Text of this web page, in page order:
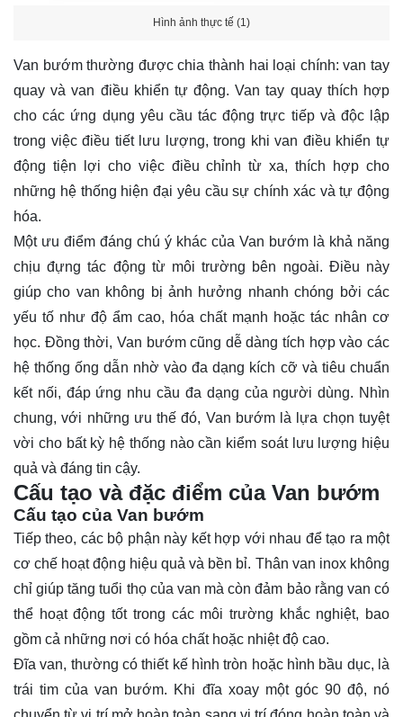
Hình ảnh thực tế (1)
Van bướm thường được chia thành hai loại chính: van tay
quay và van điều khiển tự động. Van tay quay thích hợp
cho các ứng dụng yêu cầu tác động trực tiếp và độc lập
trong việc điều tiết lưu lượng, trong khi van điều khiển tự
động tiện lợi cho việc điều chỉnh từ xa, thích hợp cho
những hệ thống hiện đại yêu cầu sự chính xác và tự động
hóa.
Một ưu điểm đáng chú ý khác của Van bướm là khả năng
chịu đựng tác động từ môi trường bên ngoài. Điều này
giúp cho van không bị ảnh hưởng nhanh chóng bởi các
yếu tố như độ ẩm cao, hóa chất mạnh hoặc tác nhân cơ
học. Đồng thời, Van bướm cũng dễ dàng tích hợp vào các
hệ thống ống dẫn nhờ vào đa dạng kích cỡ và tiêu chuẩn
kết nối, đáp ứng nhu cầu đa dạng của người dùng. Nhìn
chung, với những ưu thế đó, Van bướm là lựa chọn tuyệt
vời cho bất kỳ hệ thống nào cần kiểm soát lưu lượng hiệu
quả và đáng tin cậy.
Cấu tạo và đặc điểm của Van bướm
Cấu tạo của Van bướm
Tiếp theo, các bộ phận này kết hợp với nhau để tạo ra một
cơ chế hoạt động hiệu quả và bền bỉ. Thân van inox không
chỉ giúp tăng tuổi thọ của van mà còn đảm bảo rằng van có
thể hoạt động tốt trong các môi trường khắc nghiệt, bao
gồm cả những nơi có hóa chất hoặc nhiệt độ cao.
Đĩa van, thường có thiết kế hình tròn hoặc hình bầu dục, là
trái tim của van bướm. Khi đĩa xoay một góc 90 độ, nó